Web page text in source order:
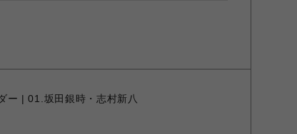
ー | 01.坂田銀時・志村新八